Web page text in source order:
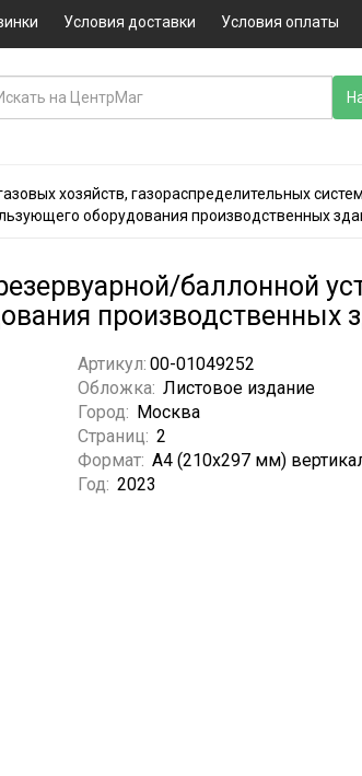
Условия доставки Условия оплаты
хозяйств, газораспределительных
оборудования производственных
баллонной
производственных
Артикул: 00-01049252
Обложка: Листовое издание
Город: Москва
Страниц: 2
Формат: А4 (210x297 мм)
Год: 2023